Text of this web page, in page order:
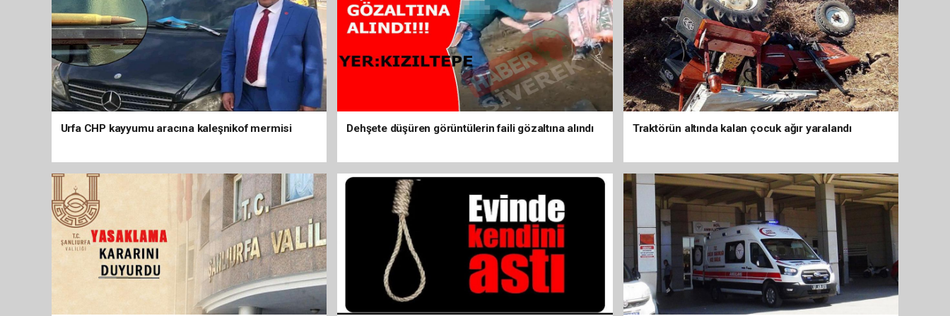
Urfa CHP kayyumu aracına kaleşnikof mermisi Dehşete düşüren görüntülerin faili gözaltına alındı Traktörün altında kalan çocuk ağır yaralandı